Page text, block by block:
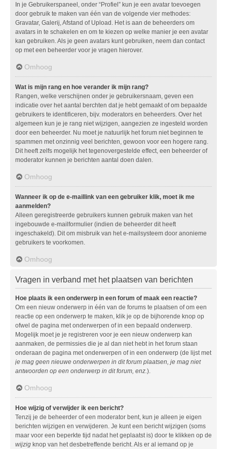
In je Gebruikerspaneel, onder “Profiel” kun je een avatar toevoegen
door gebruik te maken van één van de volgende vier methodes:
Gravatar, Galerij, Afstand of Upload. Het is aan de beheerders om
avatars in te schakelen en om te kiezen op welke manier je een avatar
kan gebruiken. Als je geen avatars kunt gebruiken, neem dan contact
op met een beheerder voor je vragen hierover.
Omhoog
Wat is mijn rang en hoe verander ik mijn rang?
Rangen, welke verschijnen onder je gebruikersnaam, geven een
indicatie over het aantal berchten dat je hebt gemaakt of om bepaalde
gebruikers te identificeren, bijv. moderators en beheerders. Over het
algemeen kun je je rang niet wijzigen, aangezien ze ingesteld worden
door een beheerder. Nu moet je natuurlijk het forum niet beginnen te
spammen met onzinnig veel berichten, gewoon voor een hogere rang.
Dit heeft zelfs mogelijk het tegenovergestelde effect, een beheerder of
moderator kunnen je berichten aantal doen dalen.
Omhoog
Wanneer ik op de e-maillink van een gebruiker klik, moet ik me
aanmelden?
Alleen geregistreerde gebruikers kunnen gebruik maken van het
ingebouwde e-mailformulier (indien de beheerder dit heeft
ingeschakeld). Dit om misbruik van het e-mailsysteem door anonieme
gebruikers te voorkomen.
Omhoog
Vragen in verband met het plaatsen van berichten
Hoe plaats ik een onderwerp in een forum of maak een reactie?
Om een nieuw onderwerp in één van de forums te plaatsen of om een
reactie op een onderwerp te maken, klik je op de bijhorende knop op
ofwel de pagina met onderwerpen of in een bepaald onderwerp.
Mogelijk moet je je registreren voor je een nieuw onderwerp kan
aanmaken, de permissies die je al dan niet hebt in het forum staan
onderaan de pagina met onderwerpen of in een onderwerp (de lijst met
je mag geen nieuwe onderwerpen in dit forum plaatsen, je mag niet
antwoorden op een onderwerp in dit forum, enz.).
Omhoog
Hoe wijzig of verwijder ik een bericht?
Tenzij je de beheerder of een moderator bent, kun je alleen je eigen
berichten wijzigen en verwijderen. Je kunt een bericht wijzigen (soms
maar voor een beperkte tijd nadat het geplaatst is) door te klikken op de
wijzig knop van het desbetreffende bericht. Als er al iemand op je